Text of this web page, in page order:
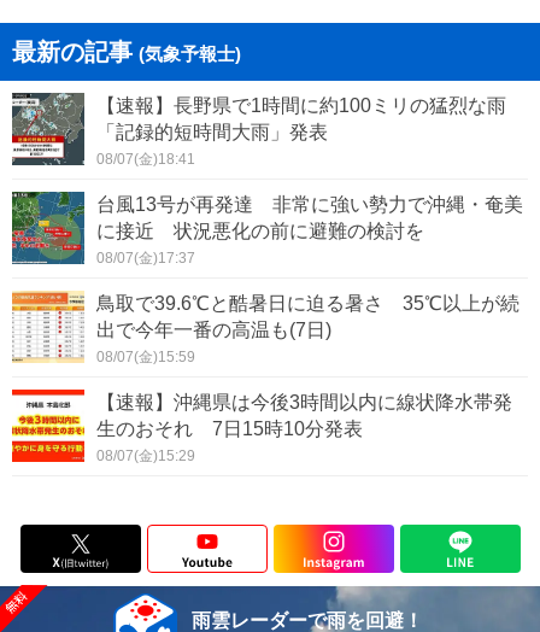
最新の記事 (気象予報士)
【速報】長野県で1時間に約100ミリの猛烈な雨
「記録的短時間大雨」発表
08/07(金)18:41
台風13号が再発達 非常に強い勢力で沖縄・奄美
に接近 状況悪化の前に避難の検討を
08/07(金)17:37
鳥取で39.6℃と酷暑日に迫る暑さ 35℃以上が続
出で今年一番の高温も(7日)
08/07(金)15:59
【速報】沖縄県は今後3時間以内に線状降水帯発
生のおそれ 7日15時10分発表
08/07(金)15:29
雨雲レーダーで雨を回避！